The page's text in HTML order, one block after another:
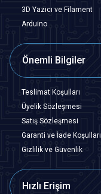
3D Yazıcı ve Filament
Arduino
Önemli Bilgiler
Teslimat Koşulları
Üyelik Sözleşmesi
Satış Sözleşmesi
Garanti ve İade Koşulları
Gizlilik ve Güvenlik
Hızlı Erişim